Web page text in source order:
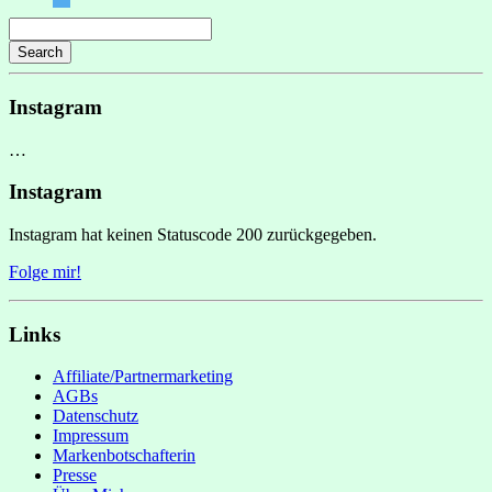
Search
Instagram
…
Instagram
Instagram hat keinen Statuscode 200 zurückgegeben.
Folge mir!
Links
Affiliate/Partnermarketing
AGBs
Datenschutz
Impressum
Markenbotschafterin
Presse